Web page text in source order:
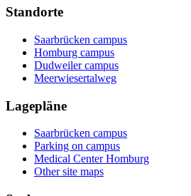
Standorte
Saarbrücken campus
Homburg campus
Dudweiler campus
Meerwiesertalweg
Lagepläne
Saarbrücken campus
Parking on campus
Medical Center Homburg
Other site maps